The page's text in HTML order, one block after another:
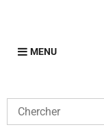
MENU